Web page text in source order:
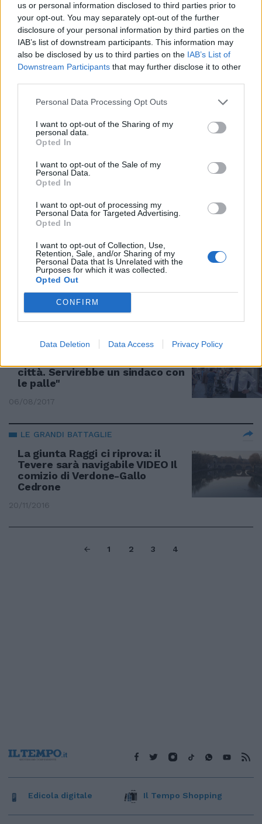
us or personal information disclosed to third parties prior to
your opt-out. You may separately opt-out of the further
disclosure of your personal information by third parties on the
IAB’s list of downstream participants. This information may
also be disclosed by us to third parties on the IAB’s List of
Downstream Participants that may further disclose it to other
Personal Data Processing Opt Outs
I want to opt-out of the Sharing of my
personal data.
Opted In
I want to opt-out of the Sale of my
Personal Data.
Opted In
I want to opt-out of processing my
Personal Data for Targeted Advertising.
Opted In
I want to opt-out of Collection, Use,
Retention, Sale, and/or Sharing of my
Personal Data that Is Unrelated with the
Purposes for which it was collected.
Opted Out
CONFIRM
Data Deletion Data Access Privacy Policy
AVEVA 60 ANNI
Addio a Irina Sanpiter, la Magda
di Carlo Verdone
04/02/2018
NUOVE CELEBRITÀ
Ilenia Pastorelli, la musa sexy di
14/01/2018
CERIMONIA A TOR VERGATA
Verdone dottore honoris causa.
fanno a casa"
25/11/2017
FESTA DEL CINEMA
Borotalco dopo 35 anni è ancora
un cult
LO SFOGO DEL REGISTA SUL SET NELLA CAPITALE
città. Servirebbe un sindaco con
le palle"
06/08/2017
LE GRANDI BATTAGLIE
La giunta Raggi ci riprova: il
Tevere sarà navigabile VIDEO Il
comizio di Verdone-Gallo
Cedrone
20/11/2016
1 2 3 4
Edicola digitale Il Tempo Shopping